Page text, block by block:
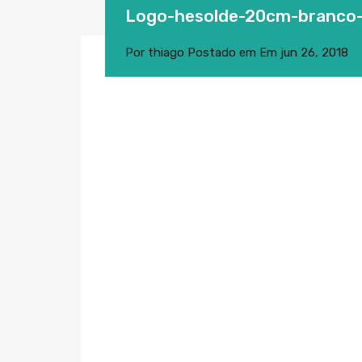
Logo-hesolde-20cm-
Por thiago Postado em Em jun 26, 2018